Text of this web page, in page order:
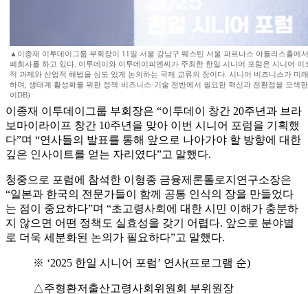
▲이종재 이투데이그룹 부회장이 11일 서울 강남구 웨스틴 서울 파르나스 아틀라스홀에
폐회사를 하고 있다. 이투데이와 이투데이피엔씨가 주최한 한일 시니어 포럼은 시니어
적 과제와 산업적 해법을 심도 있게 논의하는 국제 교류의 장이다. 시니어 비즈니스가 미
하며, 생태계 활성화를 위한 정책·비즈니스·기술 전반에서 필요한 혁신과 전환점을 모색
이DB)
이종재 이투데이그룹 부회장은 “이투데이 창간 20주년과 브라
보마이라이프 창간 10주년을 맞아 이번 시니어 포럼을 기획했
다”며 “연사들의 발표를 통해 앞으로 나아가야 할 방향에 대한
깊은 인사이트를 얻는 자리였다”고 말했다.
청중으로 포럼에 참석한 이형종 금융제론톨로지연구소장은
“일본과 한국의 전문가들이 함께 공통 인식의 장을 만들었다
는 점이 중요하다”며 “초고령사회에 대한 시민 이해가 충분하
지 않으면 어떤 정책도 실효성을 갖기 어렵다. 앞으로 분야별
로 더욱 세분화된 논의가 필요하다”고 말했다.
※ ‘2025 한일 시니어 포럼’ 연사(프로그램 순)
△주형환저출산고령사회위원회 부위원장